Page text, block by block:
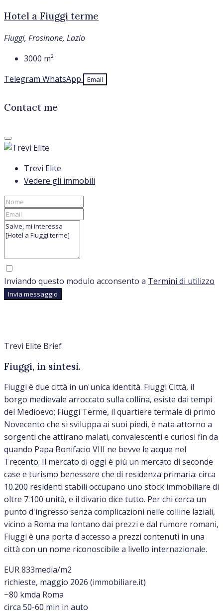
Hotel a Fiuggi terme
Fiuggi, Frosinone, Lazio
3000 m²
Telegram WhatsApp Email
Contact me
Trevi Elite
Vedere gli immobili
Inviando questo modulo acconsento a Termini di utilizzo
Invia messaggio
Trevi Elite Brief
Fiuggi, in sintesi.
Fiuggi è due città in un'unica identità. Fiuggi Città, il
borgo medievale arroccato sulla collina, esiste dai tempi
del Medioevo; Fiuggi Terme, il quartiere termale di primo
Novecento che si sviluppa ai suoi piedi, è nata attorno a
sorgenti che attirano malati, convalescenti e curiosi fin da
quando Papa Bonifacio VIII ne bevve le acque nel
Trecento. Il mercato di oggi è più un mercato di seconde
case e turismo benessere che di residenza primaria: circa
10.200 residenti stabili occupano uno stock immobiliare di
oltre 7.100 unità, e il divario dice tutto. Per chi cerca un
punto d'ingresso senza complicazioni nelle colline laziali,
vicino a Roma ma lontano dai prezzi e dal rumore romani,
Fiuggi è una porta d'accesso a prezzi contenuti in una
città con un nome riconoscibile a livello internazionale.
EUR 833media/m2
richieste, maggio 2026 (immobiliare.it)
~80 kmda Roma
circa 50-60 min in auto